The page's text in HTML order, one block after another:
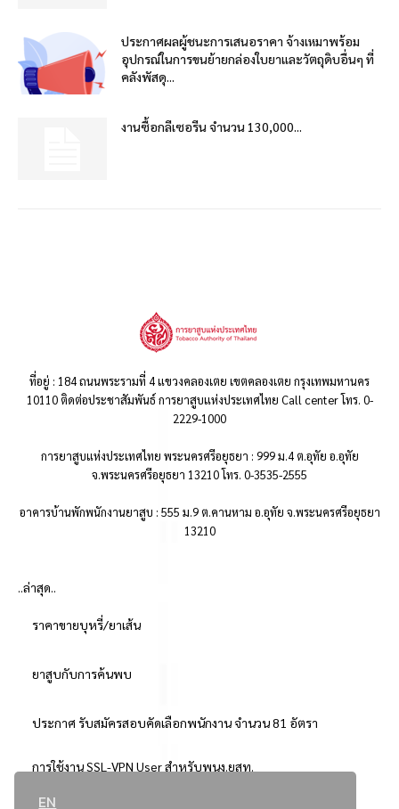
EN
ประกาศผลผู้ชนะการเสนอราคา จ้างเหมาพร้อม
อุปกรณ์ในการขนย้ายกล่องใบยาและวัตถุดิบอื่นๆ ที่
คลังพัสดุ...
งานซื้อกลีเซอรีน จำนวน 130,000...
ที่อยู่ : 184 ถนนพระรามที่ 4 แขวงคลองเตย เขตคลองเตย กรุงเทพมหานคร
10110 ติดต่อประชาสัมพันธ์ การยาสูบแห่งประเทศไทย Call center โทร. 0-
2229-1000
การยาสูบแห่งประเทศไทย พระนครศรีอยุธยา : 999 ม.4 ต.อุทัย อ.อุทัย
จ.พระนครศรีอยุธยา 13210 โทร. 0-3535-2555
อาคารบ้านพักพนักงานยาสูบ : 555 ม.9 ต.คานหาม อ.อุทัย จ.พระนครศรีอยุธยา
13210
..ล่าสุด..
ราคาขายบุหรี่/ยาเส้น
ยาสูบกับการค้นพบ
ประกาศ รับสมัครสอบคัดเลือกพนักงาน จำนวน 81 อัตรา
การใช้งาน SSL-VPN User สำหรับพนง.ยสท.